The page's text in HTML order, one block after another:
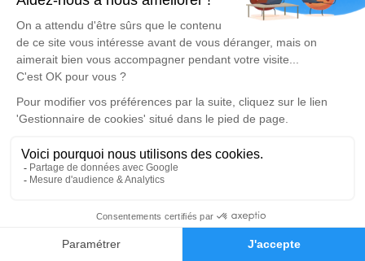
Faire-part Hommages
d'expression dédié à honorer la mémoire de Jean TONI.
Un service de plantation d’arbre hommage est
disponible ici
Je rends hommage
Cérémonie religieuse
vendredi 27 février 2026 à 10h00
3 Bd Bontemps
13120 Gardanne